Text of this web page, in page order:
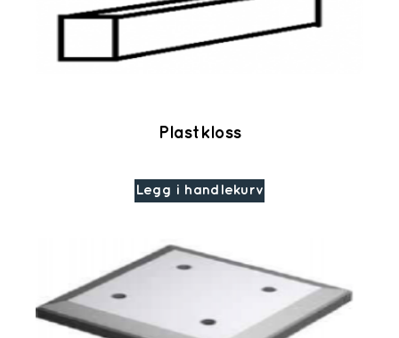
Plastkloss
Legg i handlekurv